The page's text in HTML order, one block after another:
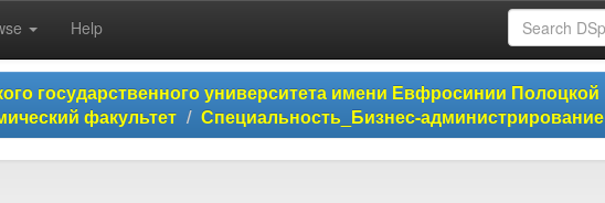
Help
государственного университета имени Евфросинии Полоцкой
факультет
Специальность_Бизнес-администрирование